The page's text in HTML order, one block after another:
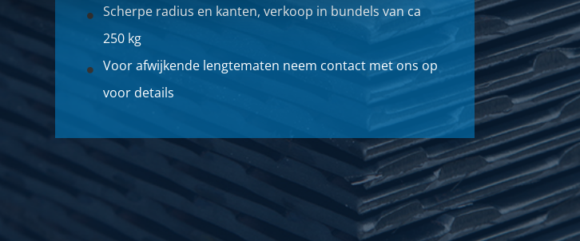
Scherpe radius en kanten, verkoop in bundels van ca
250 kg
Voor afwijkende lengtematen neem contact met ons op
voor details